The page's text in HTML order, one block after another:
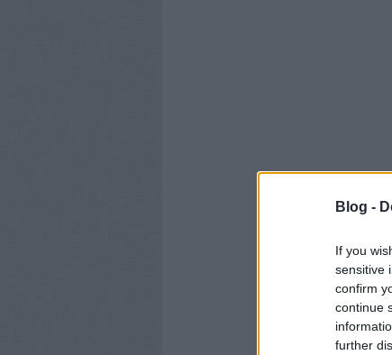
Blog -
If you
sensitive
confirm
continue
further